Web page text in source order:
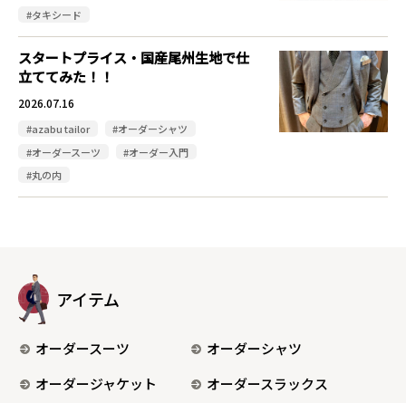
#タキシード
スタートプライス・国産尾州生地で仕
立ててみた！！
2026.07.16
#azabu tailor
#オーダーシャツ
#オーダースーツ
#オーダー入門
#丸の内
アイテム
オーダースーツ
オーダーシャツ
オーダージャケット
オーダースラックス